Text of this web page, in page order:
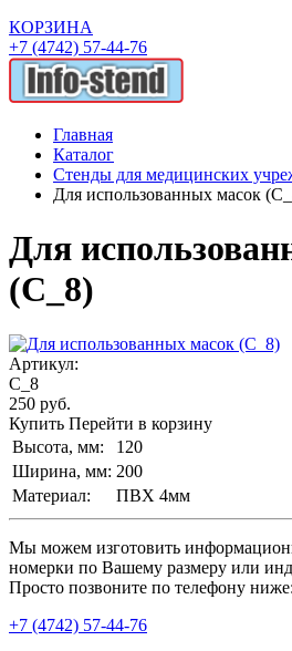
КОРЗИНА
+7 (4742) 57-44-76
Главная
Каталог
Стенды для медицинских
Для использованных масок
Для
(C_8)
Артикул:
C_8
250 руб.
Купить Перейти в корзину
Высота, мм:
120
Ширина, мм: 200
Материал:
ПВХ 4мм
Мы можем изготовить
номерки по Вашему размеру или
Просто позвоните по телефону ниже:
+7 (4742) 57-44-76